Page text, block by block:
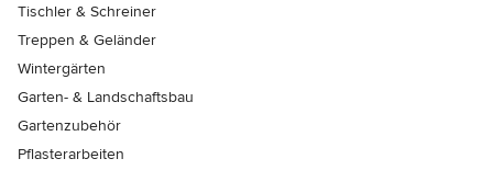
Tischler & Schreiner
Treppen & Geländer
Wintergärten
Garten- & Landschaftsbau
Gartenzubehör
Pflasterarbeiten